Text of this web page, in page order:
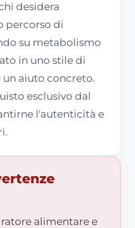
desidera
percorso di
su metabolismo
in uno stile di
aiuto concreto.
esclusivo dal
l'autenticità e
alimentare e